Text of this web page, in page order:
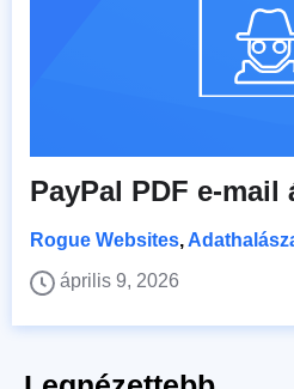
PayPal PDF e-mail
Rogue Websites,
április 9, 2026